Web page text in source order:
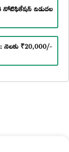
నోటిఫికేషన్ విడుదల
నెలకు ₹20,000/-